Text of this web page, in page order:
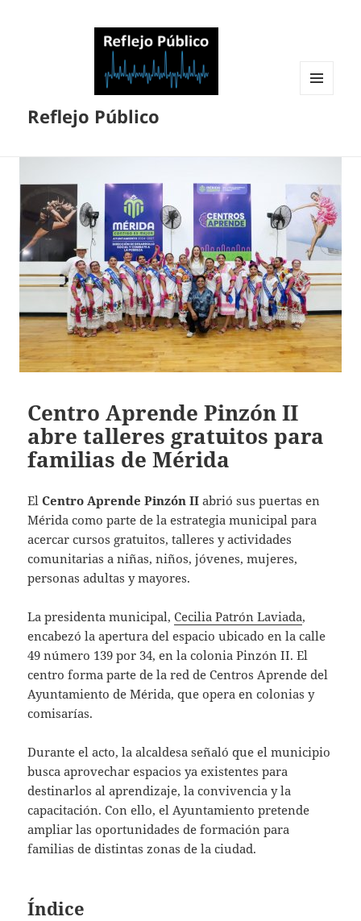
Reflejo Público
Centro Aprende Pinzón II
abre talleres gratuitos para
familias de Mérida
ElCentro Aprende Pinzón II abrió sus puertas en
Mérida como parte de la estrategia municipal para
acercar cursos gratuitos, talleres y actividades
comunitarias a niñas, niños, jóvenes, mujeres,
personas adultas y mayores.
La presidenta municipal,Cecilia Patrón Laviada,
encabezó la apertura del espacio ubicado en la calle
49 número 139 por 34, en la colonia Pinzón II. El
centro forma parte de la red de Centros Aprende del
Ayuntamiento de Mérida, que opera en colonias y
comisarías.
Durante el acto, la alcaldesa señaló que el municipio
busca aprovechar espacios ya existentes para
destinarlos al aprendizaje, la convivencia y la
capacitación. Con ello, el Ayuntamiento pretende
ampliar las oportunidades de formación para
familias de distintas zonas de la ciudad.
Índice